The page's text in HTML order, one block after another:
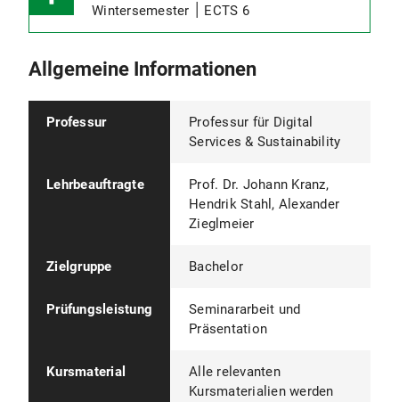
Wintersemester ׀ ECTS 6
Allgemeine Informationen
Professur
Professur für Digital
Services & Sustainability
Lehrbeauftragte
Prof. Dr. Johann Kranz,
Hendrik Stahl, Alexander
Zieglmeier
Zielgruppe Bachelor
Prüfungsleistung
Seminararbeit und
Präsentation
Kursmaterial
Alle relevanten
Kursmaterialien werden